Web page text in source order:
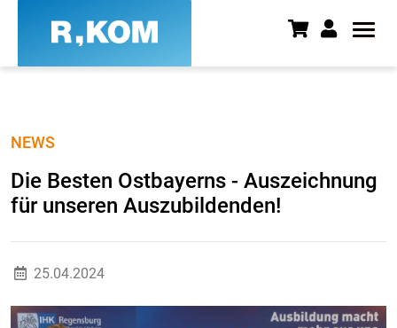
NEWS
Die Besten Ostbayerns - Auszeichnung
für unseren Auszubildenden!
25.04.2024